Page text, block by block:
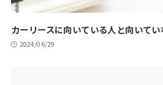
カーリースに向いている人と向いて
2024/06/29